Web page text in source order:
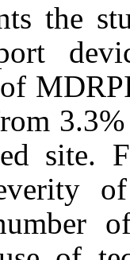
the
site.